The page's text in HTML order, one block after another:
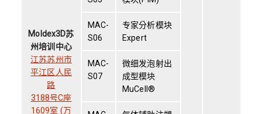
Moldex3D苏
州培训中心
江苏苏州市
平江区人民
路
3188号C座
1609室 (万
MAC-
S06
专家分析模块
Expert
MAC-
S07
微细发泡射出
成型模块
MuCell®